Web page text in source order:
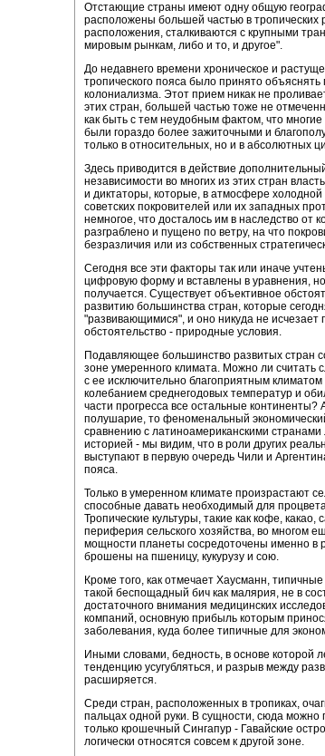
Отстающие страны имеют одну общую
расположены большей частью в тропических
расположения, сталкиваются с крупными
мировым рынкам, либо и то, и другое".
До недавнего времени хроническое и
тропического пояса было принято
колониализма. Этот прием никак не
этих стран, большей частью тоже не
как быть с тем неудобным фактом, что
были гораздо более зажиточными и
только в относительных, но и в абсолютных
Здесь приводится в действие
независимости во многих из этих стран
и диктаторы, которые, в атмосфере
советских покровителей или их западных
немногое, что досталось им в наследство от
разграблено и пущено по ветру, на что
безразличия или из собственных
Сегодня все эти факторы так или иначе
цифровую форму и вставлены в уравнения,
получается. Существует объективное
развитию большинства стран, которые
"развивающимися", и оно никуда не
обстоятельство - природные условия.
Подавляющее большинство развитых стран
зоне умеренного климата. Можно ли считать
с ее исключительно благоприятным
колебанием среднегодовых температур и
части прогресса все остальные континенты?
полушарие, то феноменальный
сравнению с латиноамериканскими
историей - мы видим, что в роли других
выступают в первую очередь Чили и
пояса.
Только в умеренном климате произрастают
способные давать необходимый для
Тропические культуры, такие как кофе, какао,
периферия сельского хозяйства, во многом
мощности планеты сосредоточены именно в
брошены на пшеницу, кукурузу и сою.
Кроме того, как отмечает Хаусманн,
такой беспощадный бич как малярия, не в
достаточного внимания медицинских
компаний, основную прибыль которым
заболевания, куда более типичные для
Иными словами, бедность, в основе которой
тенденцию усугубляться, и разрыв между
расширяется.
Среди стран, расположенных в тропиках,
пальцах одной руки. В сущности, сюда можно
только крошечный Сингапур - Гавайские
логически относятся совсем к другой зоне.